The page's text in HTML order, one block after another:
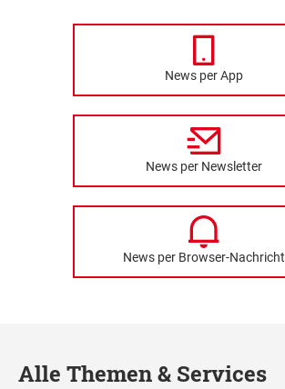
News per App
News per Newsletter
News per Browser-Nachricht
Alle Themen & Services